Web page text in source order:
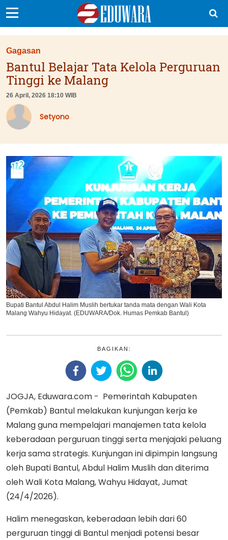
Vokasi
Kampus
Idea
EduDana
Ikuti Kami di:
Gagasan
Bantul Belajar Tata Kelola Perguruan
Tinggi ke Malang
26 April, 2026 18:10 WIB
Setyono
Bupati Bantul Abdul Halim Muslih bertukar tanda mata dengan Wali Kota
Malang Wahyu Hidayat. (EDUWARA/Dok. Humas Pemkab Bantul)
BAGIKAN:
JOGJA, Eduwara.com - Pemerintah Kabupaten
(Pemkab) Bantul melakukan kunjungan kerja ke
Malang guna mempelajari manajemen tata kelola
keberadaan perguruan tinggi serta menjajaki peluang
kerja sama strategis. Kunjungan ini dipimpin langsung
oleh Bupati Bantul, Abdul Halim Muslih dan diterima
oleh Wali Kota Malang, Wahyu Hidayat, Jumat
(24/4/2026).
Halim menegaskan, keberadaan lebih dari 60
perguruan tinggi di Bantul menjadi potensi besar